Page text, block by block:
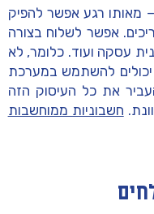
מאותו רגע אפשר להפיק
אפשר לשלוח בצורה
עסקה ועוד. כלומר, לא
להשתמש במערכת
את כל העיסוק הזה
חשבוניות ממוחשבות